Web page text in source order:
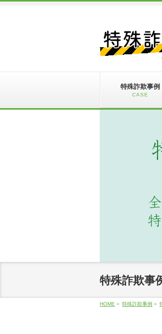
特殊詐欺事例
CASE
特殊詐欺事
HOME » 特殊詐欺事例 »